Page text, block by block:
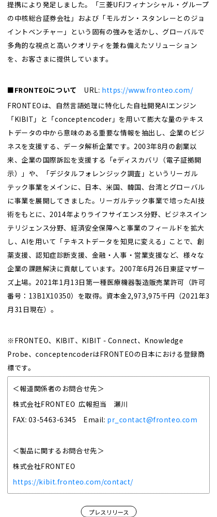
提携により発足しました。「三菱UFJフィナンシャル・グループ
の中核総合証券会社」および「モルガン・スタンレーとのジョ
イントベンチャー」という固有の強みを活かし、グローバルで
多角的な視点と高いクオリティを兼ね備えたソリューション
を、お客さまに提供しています。
■FRONTEOについて URL: https://www.fronteo.com/
FRONTEOは、自然言語処理に特化した自社開発AIエンジン
「KIBIT」と「conceptencoder」を用いて膨大な量のテキス
トデータの中から意味のある重要な情報を抽出し、企業のビジ
ネスを支援する、データ解析企業です。2003年8月の創業以
来、企業の国際訴訟を支援する「eディスカバリ（電子証拠開
示）」や、「デジタルフォレンジック調査」というリーガル
テック事業をメインに、日本、米国、韓国、台湾とグローバル
に事業を展開してきました。リーガルテック事業で培ったAI技
術をもとに、2014年よりライフサイエンス分野、ビジネスイン
テリジェンス分野、経済安全保障へと事業のフィールドを拡大
し、AIを用いて「テキストデータを知見に変える」ことで、創
薬支援、認知症診断支援、金融・人事・営業支援など、様々な
企業の課題解決に貢献しています。2007年6月26日東証マザー
ズ上場。2021年1月13日第一種医療機器製造販売業許可（許可
番号：13B1X10350）を取得。資本金2,973,975千円（2021年3
月31日現在）。
※FRONTEO、KIBIT、KIBIT - Connect、Knowledge
Probe、conceptencoderはFRONTEOの日本における登録商
標です。
＜報道関係者のお問合せ先＞
株式会社FRONTEO 広報担当 瀬川
FAX: 03-5463-6345 Email: pr_contact@fronteo.com
＜製品に関するお問合せ先＞
株式会社FRONTEO
https://kibit.fronteo.com/contact/
プレスリリース